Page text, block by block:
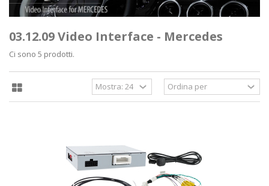
03.12.09 Video Interface - Mercedes
Ci sono 5 prodotti.